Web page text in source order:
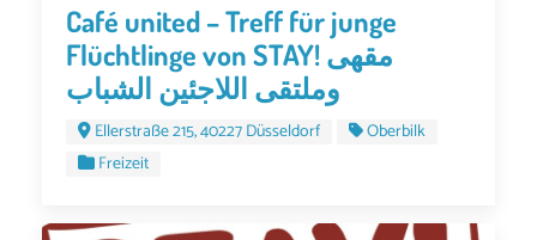
Café united – Treff für junge
Flüchtlinge von STAY! مقهى
وملتقى اللاجئين الشباب
Ellerstraße 215, 40227 Düsseldorf
Oberbilk
Freizeit